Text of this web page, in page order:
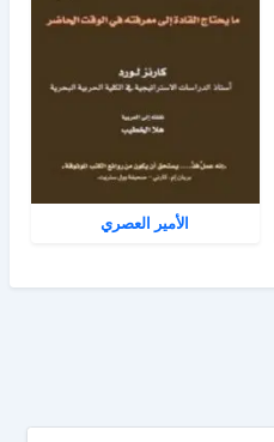
الأمير العصري